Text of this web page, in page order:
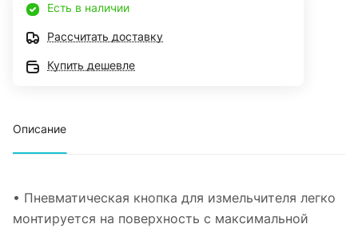
Есть в наличии
Рассчитать доставку
Купить дешевле
Описание
• Пневматическая кнопка для измельчителя легко
монтируется на поверхность с максимальной